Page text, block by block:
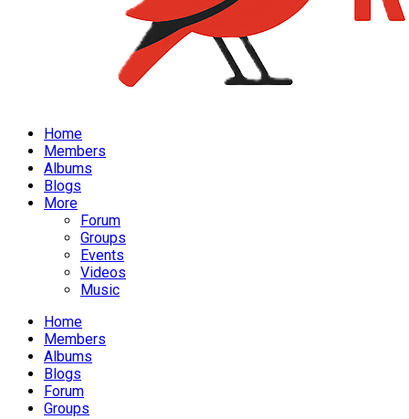
Home
Members
Albums
Blogs
More
Forum
Groups
Events
Videos
Music
Home
Members
Albums
Blogs
Forum
Groups